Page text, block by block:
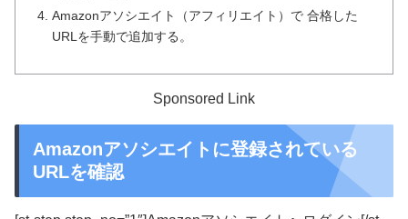
Amazonアソシエイト（アフィリエイト）で 合格した
URLを手動で追加する。
Sponsored Link
Amazonアソシエイトに登録されている
URLを確認